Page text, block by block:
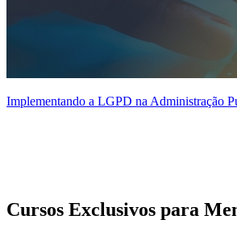
Implementando a LGPD na Administração
Cursos Exclusivos para